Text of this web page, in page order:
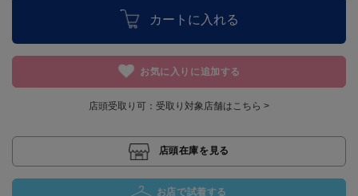
カートに入れる
お気に入りに追加する
店頭受取り可： 受取り対象店舗はこちら >
店頭在庫を見る
お店で試着する